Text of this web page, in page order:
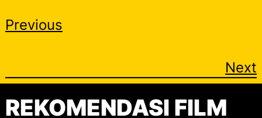
Previous
Next
REKOMENDASI FILM